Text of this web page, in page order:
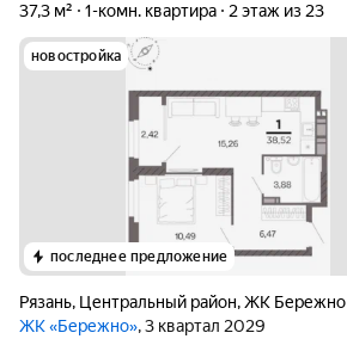
37,3 м²
1-комн. квартира 2 этаж из 23
новостройка
последнее предложение
Рязань, Центральный район,ЖК Бережно
ЖК «Бережно», 3 квартал 2029